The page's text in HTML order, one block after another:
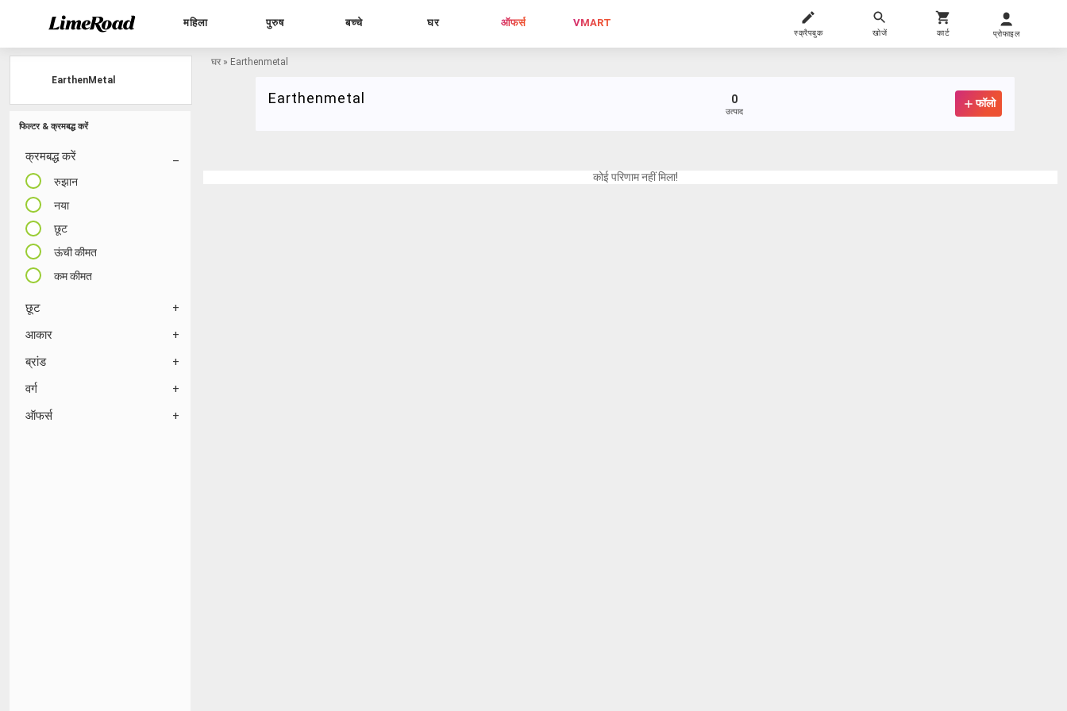
महिला पुरुष बच्चे घर ऑफर्स VMART
स्क्रैपबुक खोजें कार्ट प्रोफाइल
फिल्टर & क्रमबद्ध करें
क्रमबद्ध करें
रुझान
नया
छूट
ऊंची कीमत
कम कीमत
छूट
आकार
ब्रांड
वर्ग
ऑफर्स
घर » Earthenmetal
Earthenmetal 0
उत्पाद
फॉलो
EarthenMetal
कोई परिणाम नहीं मिला!